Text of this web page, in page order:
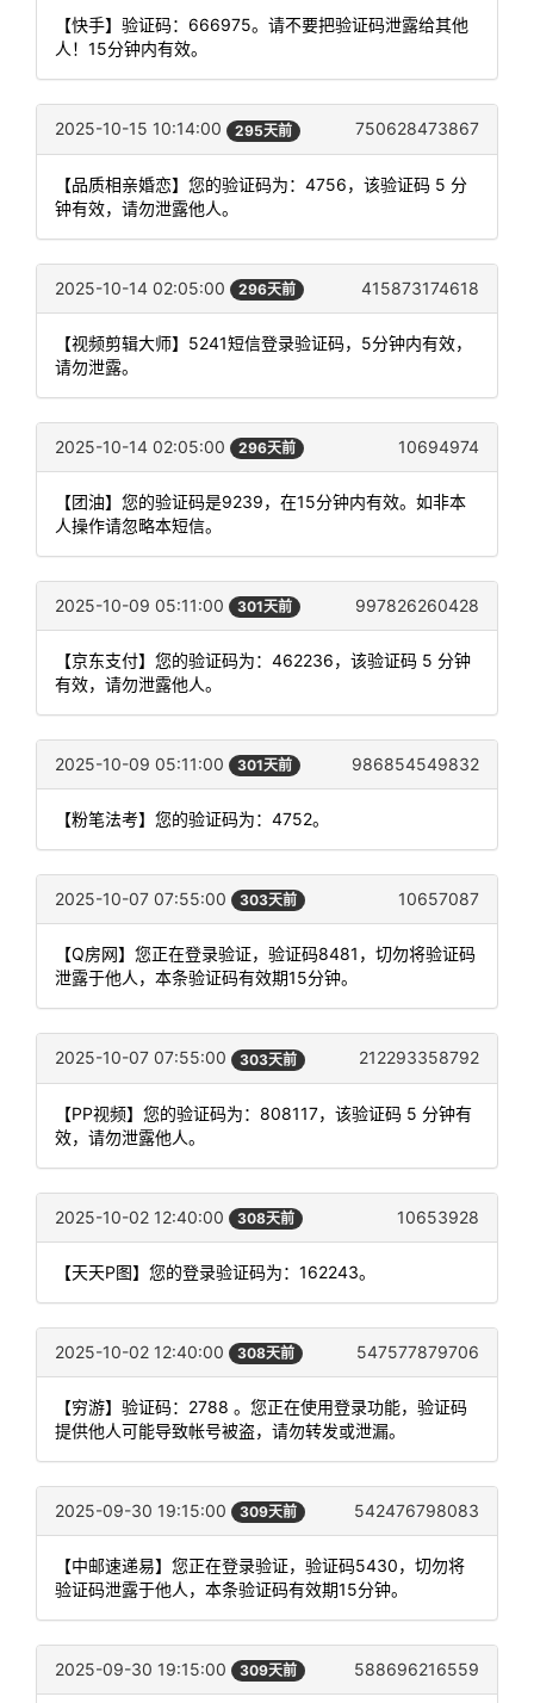
【快手】验证码：666975。请不要把验证码泄露给其他
人！15分钟内有效。
2025-10-15 10:14:00 295天前 750628473867
【品质相亲婚恋】您的验证码为：4756，该验证码 5 分
钟有效，请勿泄露他人。
2025-10-14 02:05:00 296天前 415873174618
【视频剪辑大师】5241短信登录验证码，5分钟内有效，
请勿泄露。
2025-10-14 02:05:00 296天前 10694974
【团油】您的验证码是9239，在15分钟内有效。如非本
人操作请忽略本短信。
2025-10-09 05:11:00 301天前 997826260428
【京东支付】您的验证码为：462236，该验证码 5 分钟
有效，请勿泄露他人。
2025-10-09 05:11:00 301天前 986854549832
【粉笔法考】您的验证码为：4752。
2025-10-07 07:55:00 303天前 10657087
【Q房网】您正在登录验证，验证码8481，切勿将验证码
泄露于他人，本条验证码有效期15分钟。
2025-10-07 07:55:00 303天前 212293358792
【PP视频】您的验证码为：808117，该验证码 5 分钟有
效，请勿泄露他人。
2025-10-02 12:40:00 308天前 10653928
【天天P图】您的登录验证码为：162243。
2025-10-02 12:40:00 308天前 547577879706
【穷游】验证码：2788 。您正在使用登录功能，验证码
提供他人可能导致帐号被盗，请勿转发或泄漏。
2025-09-30 19:15:00 309天前 542476798083
【中邮速递易】您正在登录验证，验证码5430，切勿将
验证码泄露于他人，本条验证码有效期15分钟。
2025-09-30 19:15:00 309天前 588696216559